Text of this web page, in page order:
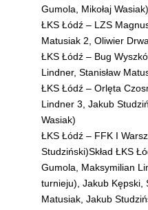
Gumola, Mikołaj Wasiak)
ŁKS Łódź – LZS
Matusiak 2, Oliwier
ŁKS Łódź – Bug
Lindner, Stanisław
ŁKS Łódź – Orlęta
Lindner 3, Jakub
Wasiak)
ŁKS Łódź – FFK I
Studziński)Skład ŁKS
Gumola, Maksymilian
turnieju), Jakub Kępski,
Matusiak, Jakub